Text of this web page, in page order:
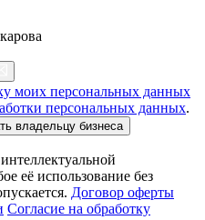
моих персональных данных
персональных данных.
владельцу бизнеса
её использование без
Договор оферты
Согласие на обработку